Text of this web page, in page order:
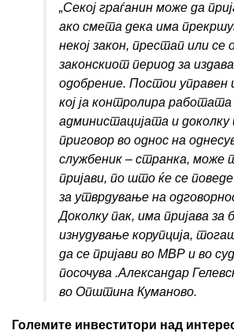
„Секој граѓанин може да
ако смета дека има
некој закон, престап или се
законскиот период за
одобрение. Постои управен
кој ја контролира работата
администацијата и доколку
приговор во однос на
службеник – странка, може
пријави, по што ќе се
за утврдување на
Доколку пак, има пријава за
изнудување корупција,
да се пријави во МВР и во
посочува .Александар
во Општина Куманово.
Големите инвеститори над